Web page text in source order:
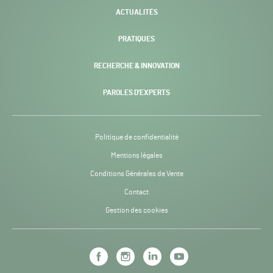
ACTUALITÉS
PRATIQUES
RECHERCHE & INNOVATION
PAROLES D’EXPERTS
Politique de confidentialité
Mentions légales
Conditions Générales de Vente
Contact
Gestion des cookies